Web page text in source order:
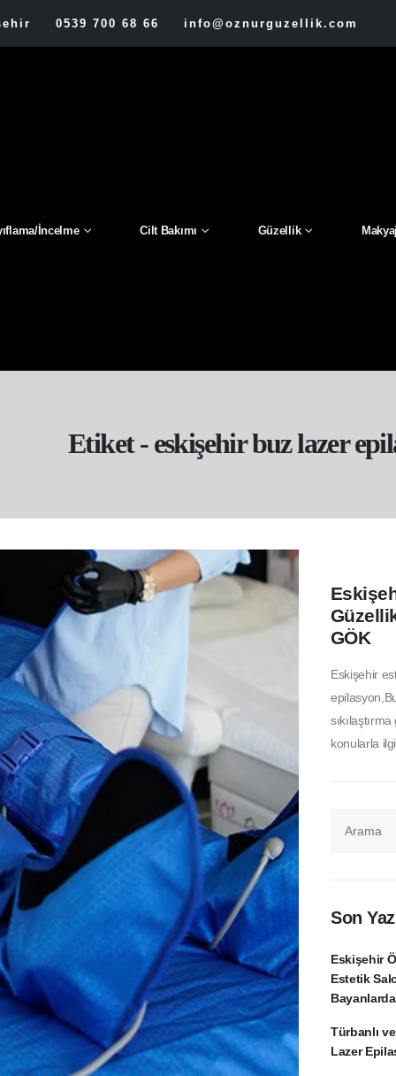
0539 700 68 66 info@oznurguzellik.com
İncelme Cilt Bakımı Güzellik Makyaj
Etiket - eskişehir buz lazer
GÖK
Eskişehir
konularla
Son
Eskişehir
Estetik
Türbanlı
Lazer